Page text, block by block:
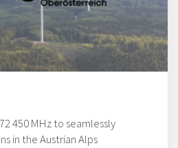
450 MHz to seamlessly
in the Austrian Alps